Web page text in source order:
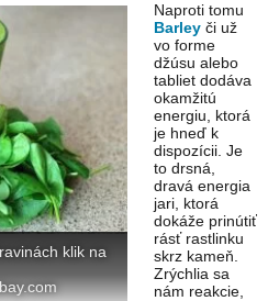
klik na
Naproti tomu
Barley či už
vo forme
džúsu alebo
tabliet dodáva
okamžitú
energiu, ktorá
je hneď k
dispozícii. Je
to drsná,
dravá energia
jari, ktorá
dokáže prinútiť
rásť rastlinku
skrz kameň.
Zrýchlia sa
nám reakcie,